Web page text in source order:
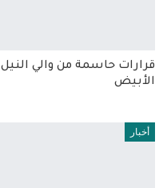
قرارات حاسمة من والي النيل
الأبيض
أخبار